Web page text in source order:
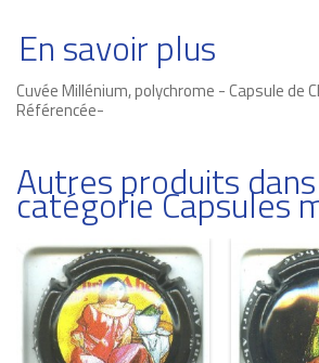
En savoir plus
Cuvée Millénium, polychrome - Capsule de
Référencée-
Autres produits
catégorie Capsules